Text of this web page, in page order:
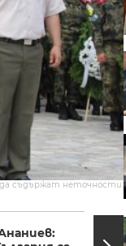
съдържат неточности.